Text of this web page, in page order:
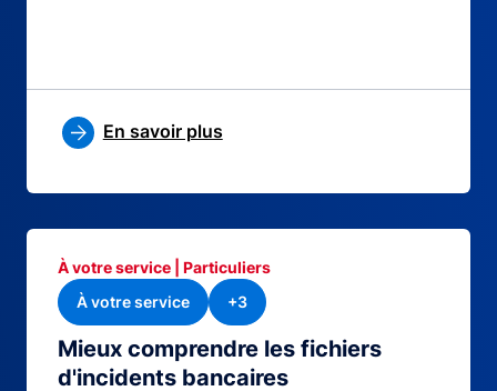
En savoir plus
Mieux comprendre les fichiers
d'incidents bancaires
À votre service | Particuliers
À votre service
+3